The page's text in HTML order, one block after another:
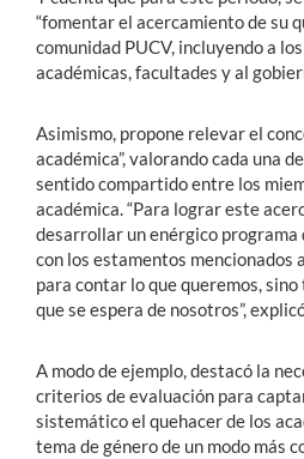
“fomentar el acercamiento de su
comunidad PUCV, incluyendo a
académicas, facultades y al
Asimismo, propone relevar el
académica”, valorando cada una
sentido compartido entre los
académica. “Para lograr este
desarrollar un enérgico programa
con los estamentos mencionados
para contar lo que queremos,
que se espera de nosotros”,
A modo de ejemplo, destacó la
criterios de evaluación para
sistemático el quehacer de los
tema de género de un modo más